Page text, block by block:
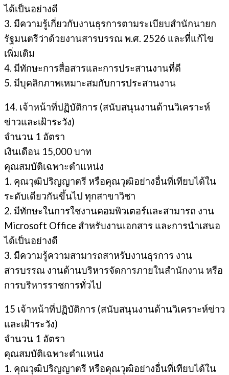
ได้เป็นอย่างดี
3. มีความรู้เกี่ยวกับงานธุรการตามระเบียบสํานักนายก
รัฐมนตรีว่าด้วยงานสารบรรณ พ.ศ. 2526 และที่แก้ไข
เพิ่มเติม
4. มีทักษะการสื่อสารและการประสานงานที่ดี
5. มีบุคลิกภาพเหมาะสมกับการประสานงาน
14. เจ้าหน้าที่ปฏิบัติการ (สนับสนุนงานด้านวิเคราะห์
ข่าวและเฝ้าระวัง)
จํานวน 1 อัตรา
เงินเดือน 15,000 บาท
คุณสมบัติเฉพาะตำแหน่ง
1. คุณวุฒิปริญญาตรี หรือคุณวุฒิอย่างอื่นที่เทียบได้ใน
ระดับเดียวกันขึ้นไป ทุกสาขาวิชา
2. มีทักษะในการใชงานคอมพิวเตอร์และสามารถ งาน
Microsoft Office สําหรับงานเอกสาร และการนําเสนอ
ได้เป็นอย่างดี
3. มีความรู้ความสามารถสาหรับงานธุรการ งาน
สารบรรณ งานด้านบริหารจัดการภายในสํานักงาน หรือ
การบริหารราชการทั่วไป
15 เจ้าหน้าที่ปฏิบัติการ (สนับสนุนงานด้านวิเคราะห์ข่าว
และเฝ้าระวัง)
จํานวน 1 อัตรา
คุณสมบัติเฉพาะตำแหน่ง
1. คุณวุฒิปริญญาตรี หรือคุณวุฒิอย่างอื่นที่เทียบได้ใน